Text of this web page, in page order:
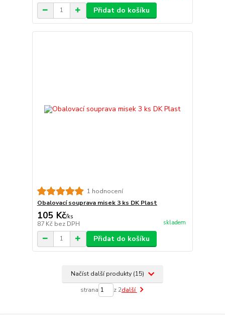
Přidat do košíku
1 hodnocení
Obalovací souprava misek 3 ks DK Plast
105 Kč/ks
87 Kč bez DPH skladem
Přidat do košíku
Načíst další produkty (15)
strana z 2další